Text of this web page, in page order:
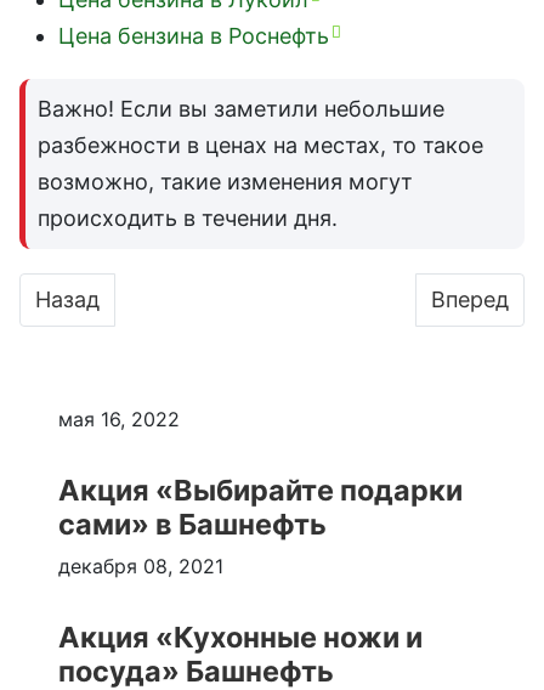
Цена бензина в Роснефть
Важно! Если вы заметили небольшие
разбежности в ценах на местах, то такое
возможно, такие изменения могут
происходить в течении дня.
Предыдущий: Цена бензина Башнефть 98/95/
Назад Вперед
мая 16, 2022
Акция «Выбирайте подарки
сами» в Башнефть
декабря 08, 2021
Акция «Кухонные ножи и
посуда» Башнефть